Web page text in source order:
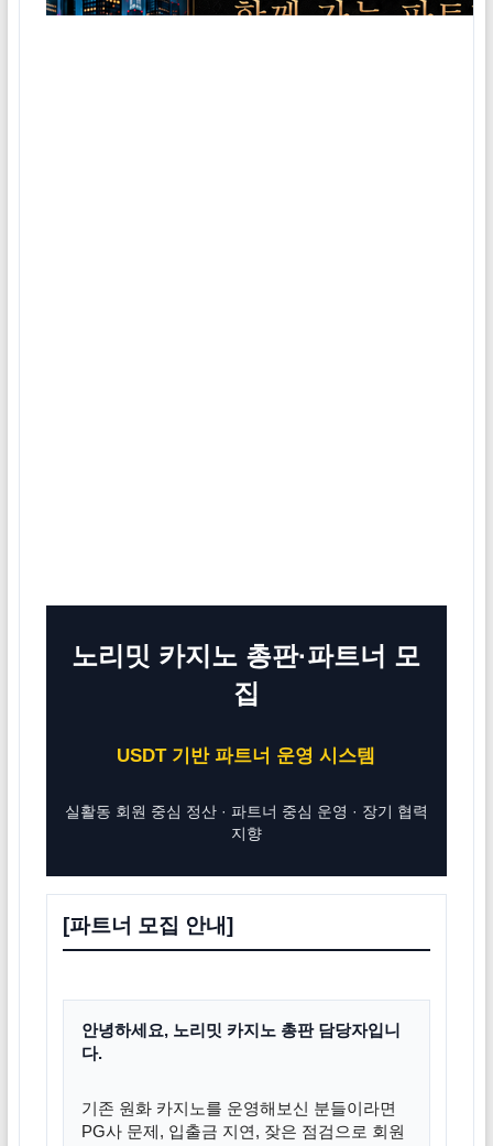
노리밋 카지노 총판·파트너 모
집
USDT 기반 파트너 운영 시스템
실활동 회원 중심 정산 · 파트너 중심 운영 · 장기 협력
지향
[파트너 모집 안내]
안녕하세요, 노리밋 카지노 총판 담당자입니
다.
기존 원화 카지노를 운영해보신 분들이라면
PG사 문제, 입출금 지연, 잦은 점검으로 회원